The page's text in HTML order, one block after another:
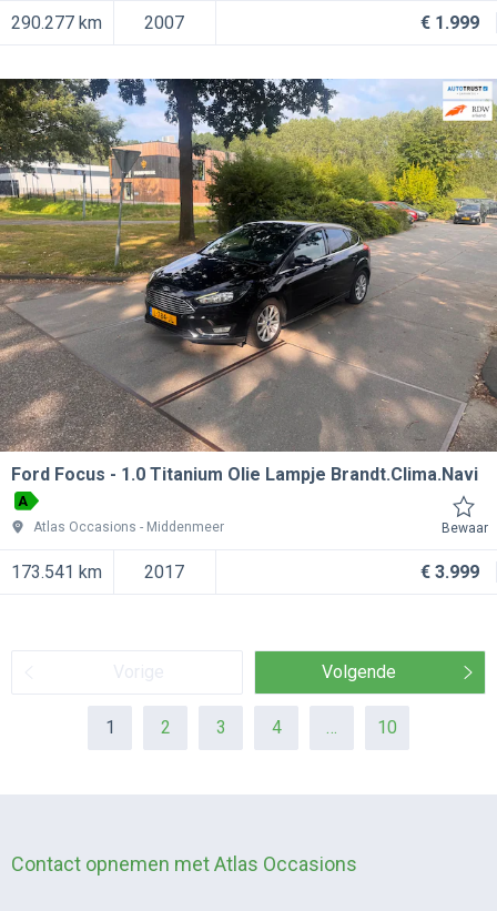
290.277 km 2007 € 1.999
Ford Focus 1.0 Titanium Olie Lampje Brandt.Clima.Navi
A
Atlas Occasions
Middenmeer Bewaar
173.541 km 2017 € 3.999
1 2 3 4 … 10
Volgende
Contact opnemen met Atlas Occasions